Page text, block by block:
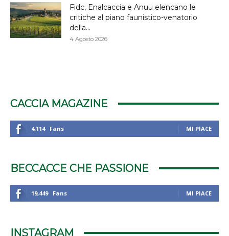
Fidc, Enalcaccia e Anuu elencano le
critiche al piano faunistico-venatorio
della...
4 Agosto 2026
CACCIA MAGAZINE
4,114 Fans MI PIACE
BECCACCE CHE PASSIONE
19,449 Fans MI PIACE
INSTAGRAM